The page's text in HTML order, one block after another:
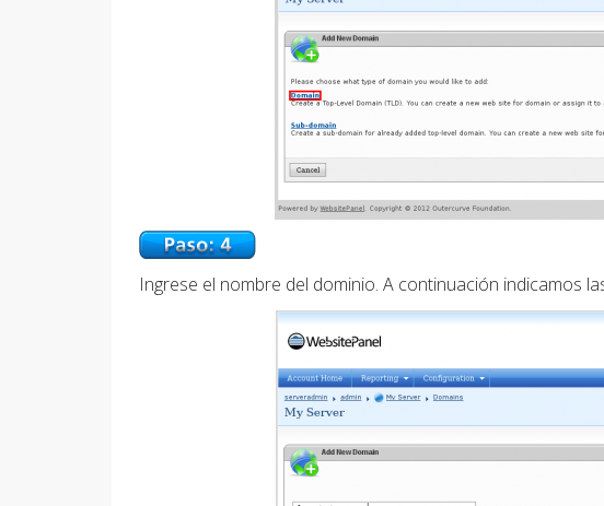
Ingrese el nombre del dominio. A continuación indicamos